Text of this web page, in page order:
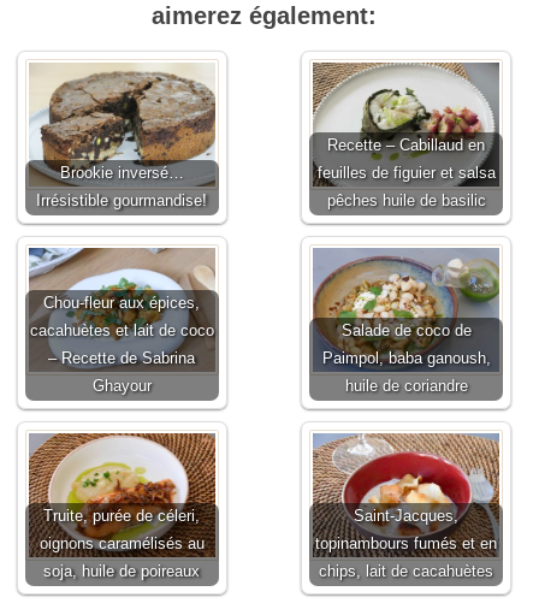
aimerez également:
Brookie inversé…
Irrésistible gourmandise!
Recette – Cabillaud en
feuilles de figuier et salsa
pêches huile de basilic
Chou-fleur aux épices,
cacahuètes et lait de coco
– Recette de Sabrina
Ghayour
Salade de coco de
Paimpol, baba ganoush,
huile de coriandre
Truite, purée de céleri,
oignons caramélisés au
soja, huile de poireaux
Saint-Jacques,
topinambours fumés et en
chips, lait de cacahuètes